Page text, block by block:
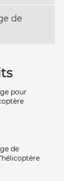
de
pour
de